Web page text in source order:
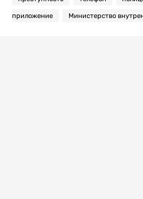
приложение Министерство